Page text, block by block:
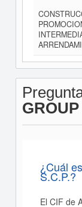
GROUP
¿Cuál
S.C.P.?
El CIF de